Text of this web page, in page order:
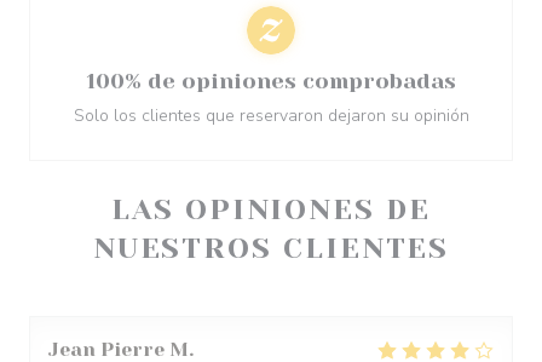
LAS OPINIONES DE
NUESTROS CLIENTES
Jean Pierre M
100% de opiniones comprobadas
Solo los clientes que reservaron dejaron su opinión